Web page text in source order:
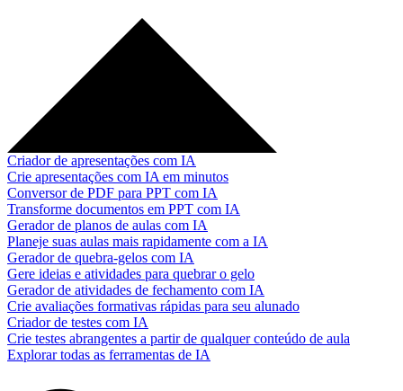
Criador de apresentações com IA
Crie apresentações com IA em minutos
Conversor de PDF para PPT com IA
Transforme documentos em PPT com IA
Gerador de planos de aulas com IA
Planeje suas aulas mais rapidamente com a IA
Gerador de quebra-gelos com IA
Gere ideias e atividades para quebrar o gelo
Gerador de atividades de fechamento com IA
Crie avaliações formativas rápidas para seu alunado
Criador de testes com IA
Crie testes abrangentes a partir de qualquer conteúdo de aula
Explorar todas as ferramentas de IA